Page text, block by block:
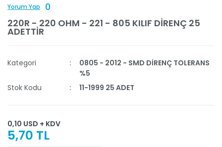
Yorum Yap
0
220R - 220 OHM - 221 - 805 KILIF DİRENÇ 25
ADETTİR
Kategori
0805 - 2012 - SMD DİRENÇ TOLERANS
%5
Stok Kodu
11-1999 25 ADET
0,10 USD + KDV
5,70 TL